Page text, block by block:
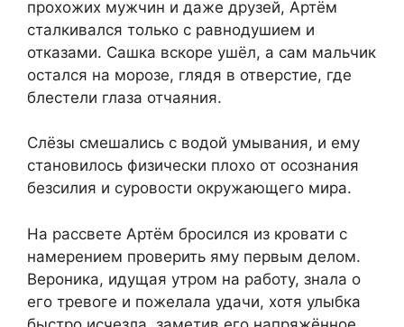
прохожих мужчин и даже друзей, Артём
сталкивался только с равнодушием и
отказами. Сашка вскоре ушёл, а сам мальчик
остался на морозе, глядя в отверстие, где
блестели глаза отчаяния.
Слёзы смешались с водой умывания, и ему
становилось физически плохо от осознания
безсилия и суровости окружающего мира.
На рассвете Артём бросился из кровати с
намерением проверить яму первым делом.
Вероника, идущая утром на работу, знала о
его тревоге и пожелала удачи, хотя улыбка